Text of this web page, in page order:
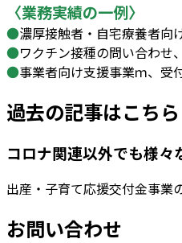
〈業務実績の一例〉
●濃厚接触者・自宅療養者向
●ワクチン接種の問い合わせ
●事業者向け支援事業ｍ、
過去の記事はこちら
コロナ関連以外でも様々
出産・子育て応援交付金事業
お問い合わせ